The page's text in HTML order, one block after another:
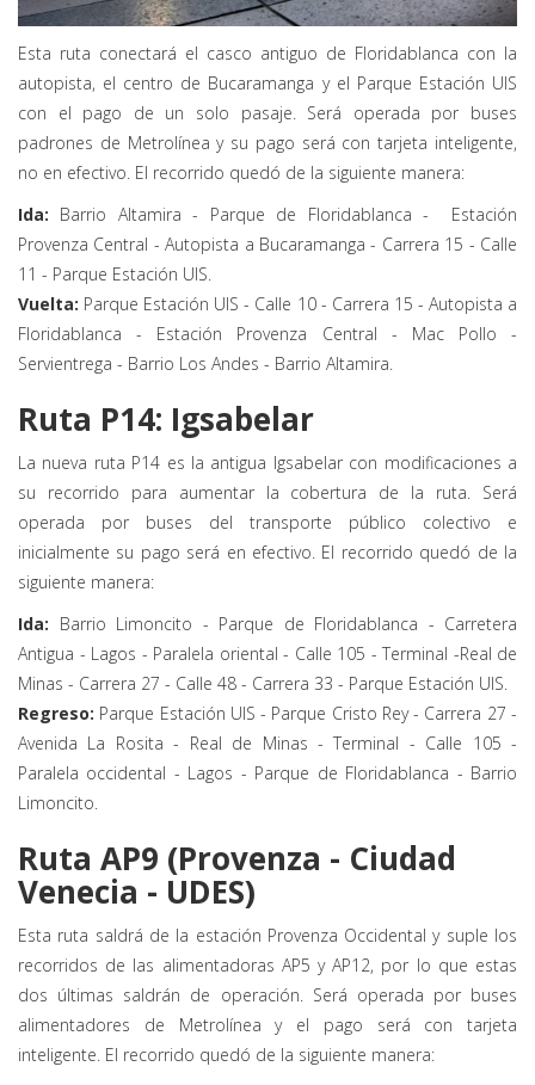
Esta ruta conectará el casco antiguo de Floridablanca con la
autopista, el centro de Bucaramanga y el Parque Estación UIS
con el pago de un solo pasaje. Será operada por buses
padrones de Metrolínea y su pago será con tarjeta inteligente,
no en efectivo. El recorrido quedó de la siguiente manera:
Ida: Barrio Altamira - Parque de Floridablanca - Estación
Provenza Central - Autopista a Bucaramanga - Carrera 15 - Calle
11 - Parque Estación UIS.
Vuelta: Parque Estación UIS - Calle 10 - Carrera 15 - Autopista a
Floridablanca - Estación Provenza Central - Mac Pollo -
Servientrega - Barrio Los Andes - Barrio Altamira.
Ruta P14: Igsabelar
La nueva ruta P14 es la antigua Igsabelar con modificaciones a
su recorrido para aumentar la cobertura de la ruta. Será
operada por buses del transporte público colectivo e
inicialmente su pago será en efectivo. El recorrido quedó de la
siguiente manera:
Ida: Barrio Limoncito - Parque de Floridablanca - Carretera
Antigua - Lagos - Paralela oriental - Calle 105 - Terminal -Real de
Minas - Carrera 27 - Calle 48 - Carrera 33 - Parque Estación UIS.
Regreso: Parque Estación UIS - Parque Cristo Rey - Carrera 27 -
Avenida La Rosita - Real de Minas - Terminal - Calle 105 -
Paralela occidental - Lagos - Parque de Floridablanca - Barrio
Limoncito.
Ruta AP9 (Provenza - Ciudad
Venecia - UDES)
Esta ruta saldrá de la estación Provenza Occidental y suple los
recorridos de las alimentadoras AP5 y AP12, por lo que estas
dos últimas saldrán de operación. Será operada por buses
alimentadores de Metrolínea y el pago será con tarjeta
inteligente. El recorrido quedó de la siguiente manera: